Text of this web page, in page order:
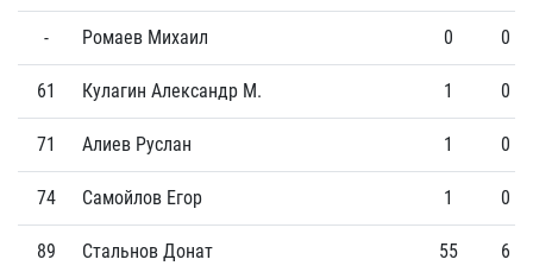
- Ромаев Михаил 0 0
61 Кулагин Александр М. 1 0
71 Алиев Руслан 1 0
74 Самойлов Егор 1 0
89 Стальнов Донат 55 6